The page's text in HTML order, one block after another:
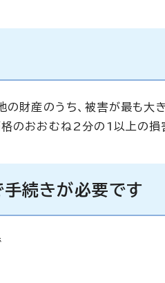
の財産のうち、被害が最も大
格のおおむね2分の1以上の
続きが必要です